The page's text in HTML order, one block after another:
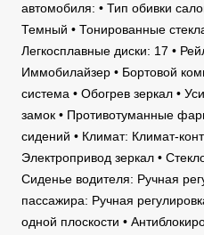
автомобиля: • Тип обивки
Темный • Тонированные
Легкосплавные диски: 17 •
Иммобилайзер • Бортовой
система • Обогрев зеркал •
замок • Противотуманные
сидений • Климат: Климат-
Электропривод зеркал •
Сиденье водителя: Ручная
пассажира: Ручная
одной плоскости •